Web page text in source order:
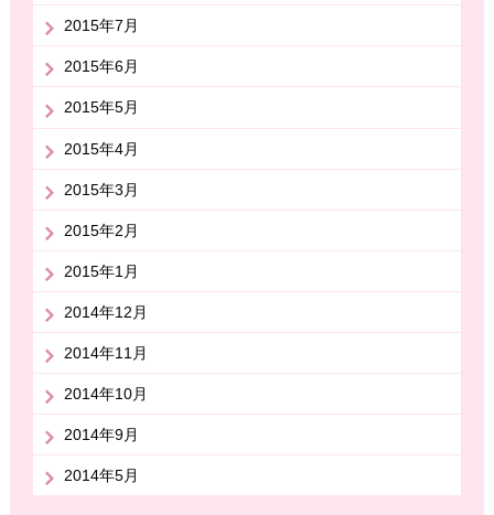
2015年7月
2015年6月
2015年5月
2015年4月
2015年3月
2015年2月
2015年1月
2014年12月
2014年11月
2014年10月
2014年9月
2014年5月